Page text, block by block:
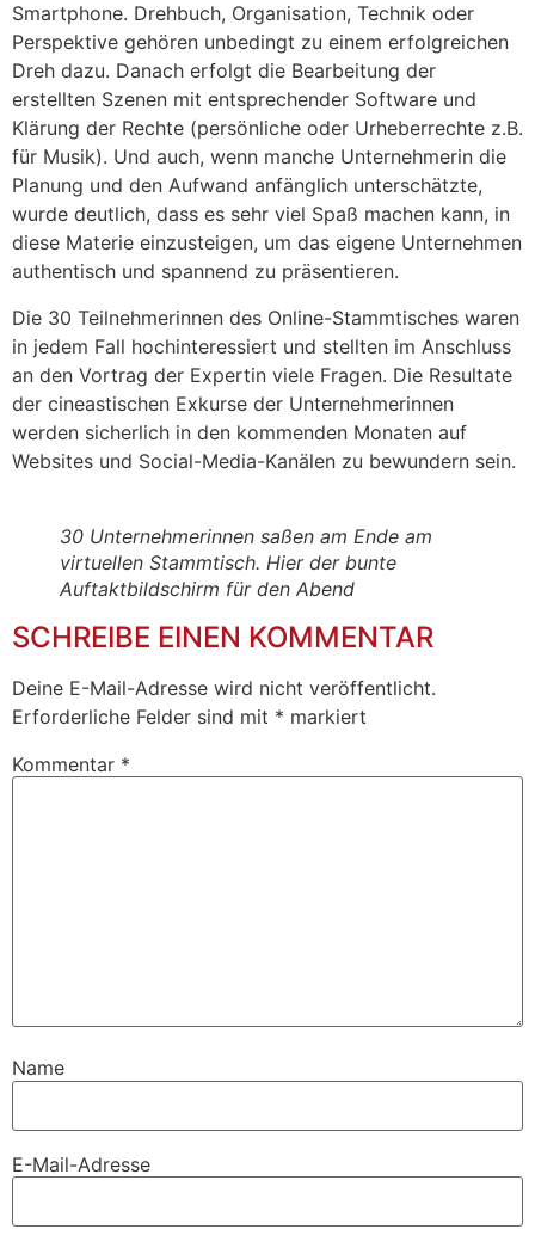
Smartphone. Drehbuch, Organisation, Technik oder
Perspektive gehören unbedingt zu einem erfolgreichen
Dreh dazu. Danach erfolgt die Bearbeitung der
erstellten Szenen mit entsprechender Software und
Klärung der Rechte (persönliche oder Urheberrechte z.B.
für Musik). Und auch, wenn manche Unternehmerin die
Planung und den Aufwand anfänglich unterschätzte,
wurde deutlich, dass es sehr viel Spaß machen kann, in
diese Materie einzusteigen, um das eigene Unternehmen
authentisch und spannend zu präsentieren.
Die 30 Teilnehmerinnen des Online-Stammtisches waren
in jedem Fall hochinteressiert und stellten im Anschluss
an den Vortrag der Expertin viele Fragen. Die Resultate
der cineastischen Exkurse der Unternehmerinnen
werden sicherlich in den kommenden Monaten auf
Websites und Social-Media-Kanälen zu bewundern sein.
30 Unternehmerinnen saßen am Ende am
virtuellen Stammtisch. Hier der bunte
Auftaktbildschirm für den Abend
SCHREIBE EINEN KOMMENTAR
Deine E-Mail-Adresse wird nicht veröffentlicht.
Erforderliche Felder sind mit * markiert
Kommentar *
Name
E-Mail-Adresse